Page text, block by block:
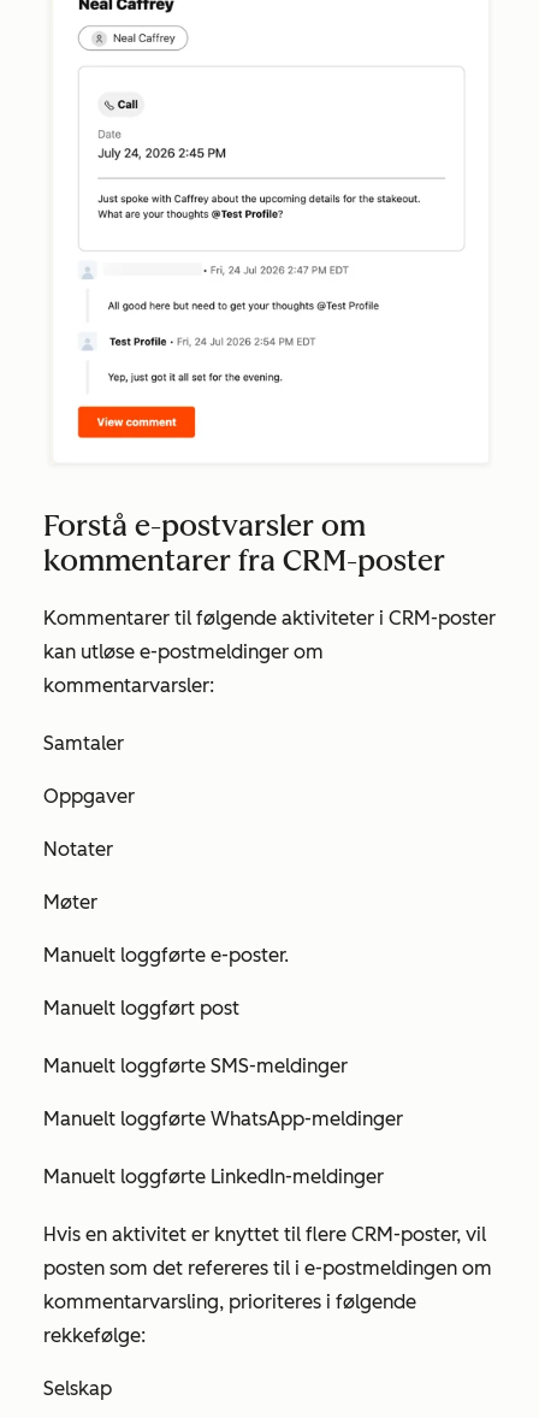
Forstå e-postvarsler om
kommentarer fra CRM-poster
Kommentarer til følgende aktiviteter i CRM-poster
kan utløse e-postmeldinger om
kommentarvarsler:
Samtaler
Oppgaver
Notater
Møter
Manuelt loggførte e-poster.
Manuelt loggført post
Manuelt loggførte SMS-meldinger
Manuelt loggførte WhatsApp-meldinger
Manuelt loggførte LinkedIn-meldinger
Hvis en aktivitet er knyttet til flere CRM-poster, vil
posten som det refereres til i e-postmeldingen om
kommentarvarsling, prioriteres i følgende
rekkefølge:
Selskap